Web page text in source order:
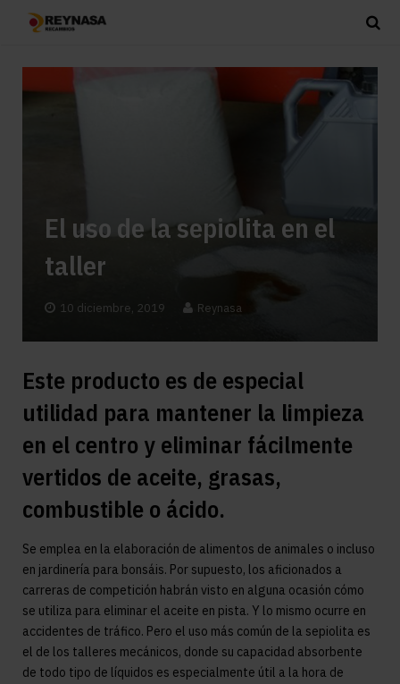
El uso de la sepiolita en el
taller
10 diciembre, 2019 Reynasa
Este producto es de especial
utilidad para mantener la limpieza
en el centro y eliminar fácilmente
vertidos de aceite, grasas,
combustible o ácido.
Se emplea en la elaboración de alimentos de animales o incluso
en jardinería para bonsáis. Por supuesto, los aficionados a
carreras de competición habrán visto en alguna ocasión cómo
se utiliza para eliminar el aceite en pista. Y lo mismo ocurre en
accidentes de tráfico. Pero el uso más común de la sepiolita es
el de los talleres mecánicos, donde su capacidad absorbente
de todo tipo de líquidos es especialmente útil a la hora de